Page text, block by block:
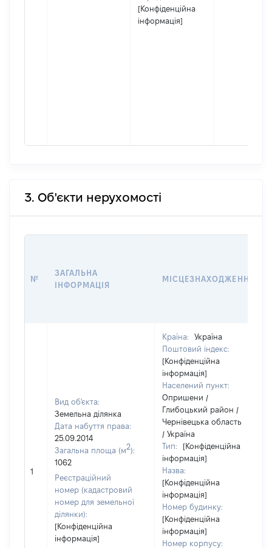
[Конфіденційна
інформація]
3. Об'єкти нерухомості
№
ЗАГАЛЬНА
ІНФОРМАЦІЯ
МІСЦЕЗНАХОДЖЕННЯ
1
Вид об'єкта:
Земельна ділянка
Дата набуття права:
25.09.2014
Загальна площа (м2):
1062
Реєстраційний
номер (кадастровий
номер для земельної
ділянки):
[Конфіденційна
інформація]
Країна:
Україна
Поштовий індекс:
[Конфіденційна
інформація]
Населений пункт:
Опришени /
Глибоцький район /
Чернівецька область
/ Україна
Тип:
[Конфіденційна
інформація]
Назва:
[Конфіденційна
інформація]
Номер будинку:
[Конфіденційна
інформація]
Номер корпусу: